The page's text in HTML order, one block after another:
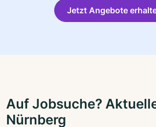
Jetzt Angebote
Auf Jobsuche?
Nürnberg